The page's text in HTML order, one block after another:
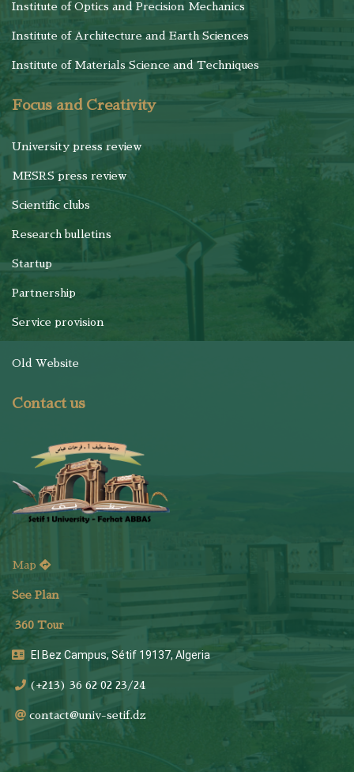
Institute of Optics and Precision Mechanics
Institute of Architecture and Earth Sciences
Institute of Materials Science and Techniques
Focus and Creativity
University press review
MESRS press review
Scientific clubs
Research bulletins
Startup
Partnership
Service provision
Old Website
Contact us
Map
See Plan
360 Tour
El Bez Campus, Sétif 19137, Algeria
(+213) 36 62 02 23/24
contact@univ-setif.dz